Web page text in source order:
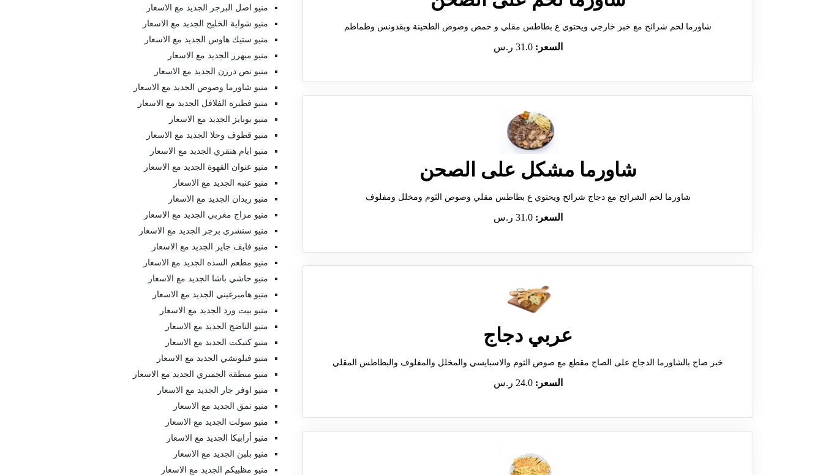
شاورما لحم شرائح مع خبز خارجي ويحتوي ع بطاطس مقلي و حمص وصوص الطحينة وبقدونس وطماطم
السعر:31.0 ر.س
شاورما مشكل على الصحن
شاورما لحم الشرائح مع دجاج شرائح ويحتوي ع بطاطس مقلي وصوص الثوم ومخلل ومفلوف
السعر:31.0 ر.س
عربي دجاج
خبز صاج بالشاورما الدجاج على الصاج مقطع مع صوص الثوم والاسبايسي والمخلل والمفلوف والبطاطس المقلي
السعر:24.0 ر.س
منيو اصل البرجر الجديد مع الاسعار
منيو شواية الخليج الجديد مع الاسعار
منيو ستيك هاوس الجديد مع الاسعار
منيو مبهرز الجديد مع الاسعار
منيو نص درزن الجديد مع الاسعار
منيو شاورما وصوص الجديد مع الاسعار
منيو فطيرة الفلافل الجديد مع الاسعار
منيو بوبايز الجديد مع الاسعار
منيو قطوف وحلا الجديد مع الاسعار
منيو ايام هنقري الجديد مع الاسعار
منيو عنوان القهوة الجديد مع الاسعار
منيو عنبه الجديد مع الاسعار
منيو ريدان الجديد مع الاسعار
منيو مزاج مغربي الجديد مع الاسعار
منيو سنشري برجر الجديد مع الاسعار
منيو فايف جايز الجديد مع الاسعار
منيو مطعم السده الجديد مع الاسعار
منيو حاشي باشا الجديد مع الاسعار
منيو هامبرغيني الجديد مع الاسعار
منيو بيت ورد الجديد مع الاسعار
منيو الناضج الجديد مع الاسعار
منيو كتيكت الجديد مع الاسعار
منيو فيلوتشي الجديد مع الاسعار
منيو منطقة الجمبري الجديد مع الاسعار
منيو اوفر جار الجديد مع الاسعار
منيو نمق الجديد مع الاسعار
منيو سولت الجديد مع الاسعار
منيو أرابيكا الجديد مع الاسعار
منيو بلبن الجديد مع الاسعار
منيو مظبيكم الجديد مع الاسعار